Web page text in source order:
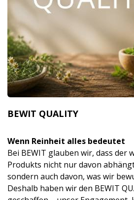
BEWIT QUALITY
Wenn Reinheit alles bedeutet
Bei BEWIT glauben wir, dass der
Produkts nicht nur davon
sondern auch davon, was wir
Deshalb haben wir den BEWIT